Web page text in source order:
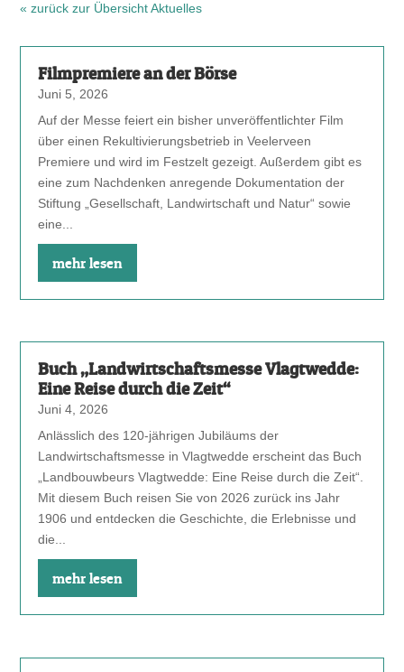
« zurück zur Übersicht Aktuelles
Filmpremiere an der Börse
Juni 5, 2026
Auf der Messe feiert ein bisher unveröffentlichter Film
über einen Rekultivierungsbetrieb in Veelerveen
Premiere und wird im Festzelt gezeigt. Außerdem gibt es
eine zum Nachdenken anregende Dokumentation der
Stiftung „Gesellschaft, Landwirtschaft und Natur“ sowie
eine...
mehr lesen
Buch „Landwirtschaftsmesse Vlagtwedde:
Eine Reise durch die Zeit“
Juni 4, 2026
Anlässlich des 120-jährigen Jubiläums der
Landwirtschaftsmesse in Vlagtwedde erscheint das Buch
„Landbouwbeurs Vlagtwedde: Eine Reise durch die Zeit“.
Mit diesem Buch reisen Sie von 2026 zurück ins Jahr
1906 und entdecken die Geschichte, die Erlebnisse und
die...
mehr lesen